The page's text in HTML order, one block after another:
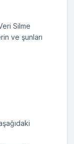
Silme
ve şunları